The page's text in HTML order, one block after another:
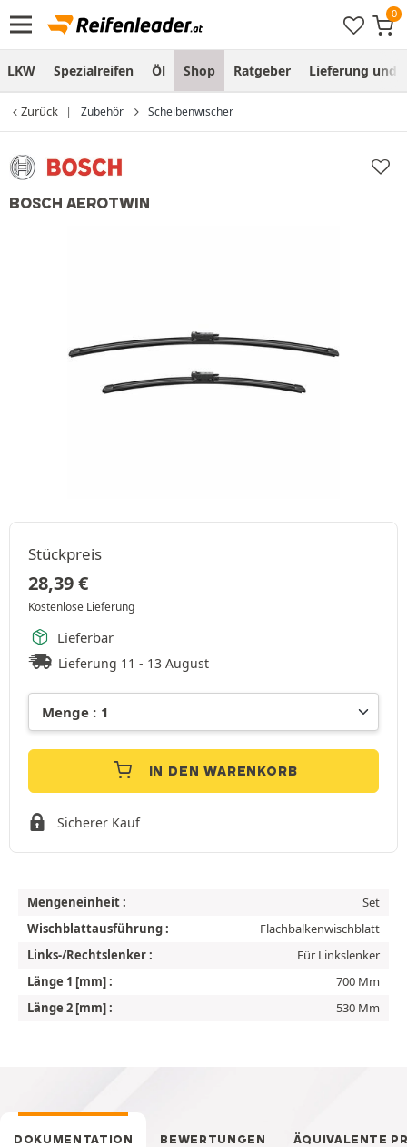
LKW Spezialreifen Öl Shop Ratgeber Lieferung und
Zurück Zubehör Scheibenwischer
BOSCH AEROTWIN
Stückpreis
28,39€
Kostenlose Lieferung
Lieferbar
Lieferung 11 - 13 August
IN DEN WARENKORB
Sicherer Kauf
Mengeneinheit :
Set
Wischblattausführung :
Flachbalkenwischblatt
Links-/Rechtslenker :
Für Linkslenker
Länge 1 [mm] :
700 Mm
Länge 2 [mm] :
530 Mm
DOKUMENTATION BEWERTUNGEN ÄQUIVALENTE